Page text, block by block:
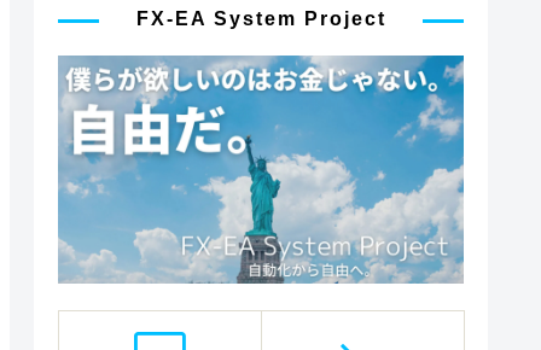
FX-EA System Project